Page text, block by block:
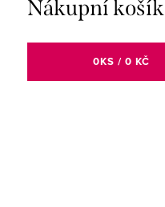
Nákupní košík
0KS / 0 KČ